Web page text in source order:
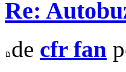
Re:
de cfr fan